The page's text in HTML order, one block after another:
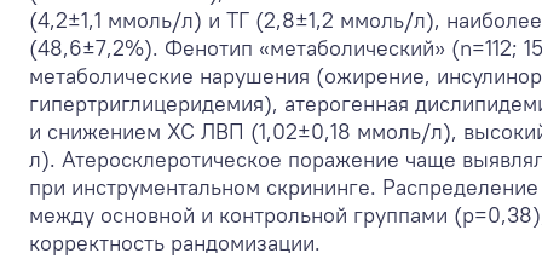
(4,2±1,1 ммоль/л) и ТГ (2,8±1,2 ммоль/л),
(48,6±7,2%). Фенотип «метаболический» (n=112;
метаболические нарушения (ожирение,
гипертриглицеридемия), атерогенная
и снижением ХС ЛВП (1,02±0,18 ммоль/л),
л). Атеросклеротическое поражение чаще
при инструментальном скрининге.
между основной и контрольной группами
корректность рандомизации.